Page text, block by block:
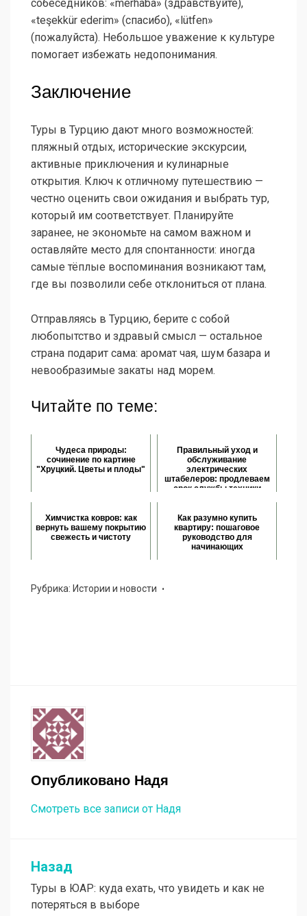
собеседников: «merhaba» (здравствуйте),
«teşekkür ederim» (спасибо), «lütfen»
(пожалуйста). Небольшое уважение к культуре
помогает избежать недопонимания.
Заключение
Туры в Турцию дают много возможностей:
пляжный отдых, исторические экскурсии,
активные приключения и кулинарные
открытия. Ключ к отличному путешествию —
честно оценить свои ожидания и выбрать тур,
который им соответствует. Планируйте
заранее, не экономьте на самом важном и
оставляйте место для спонтанности: иногда
самые тёплые воспоминания возникают там,
где вы позволили себе отклониться от плана.
Отправляясь в Турцию, берите с собой
любопытство и здравый смысл — остальное
страна подарит сама: аромат чая, шум базара и
невообразимые закаты над морем.
Читайте по теме:
Чудеса природы:
сочинение по картине
"Хруцкий. Цветы и плоды"
Правильный уход и
обслуживание
электрических
штабелеров: продлеваем
срок службы техники
Химчистка ковров: как
вернуть вашему покрытию
свежесть и чистоту
Как разумно купить
квартиру: пошаговое
руководство для
начинающих
Рубрика: Истории и новости
Опубликовано Надя
Смотреть все записи от Надя
Навигация
по
Назад
Туры в ЮАР: куда ехать, что увидеть и как не
потеряться в выборе